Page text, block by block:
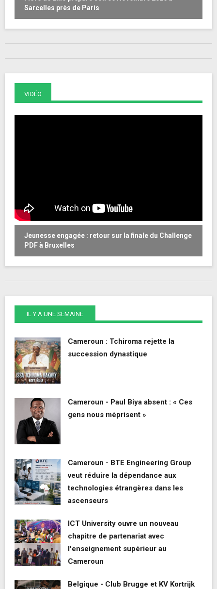
Sarcelles près de Paris
VIDÉO
Jeunesse engagée : retour sur la finale du Challenge
PDF à Bruxelles
IL Y A UNE SEMAINE
Cameroun : Tchiroma rejette la
succession dynastique
Cameroun - Paul Biya absent : « Ces
gens nous méprisent »
Cameroun - BTE Engineering Group
veut réduire la dépendance aux
technologies étrangères dans les
ascenseurs
ICT University ouvre un nouveau
chapitre de partenariat avec
l'enseignement supérieur au
Cameroun
Belgique - Club Brugge et KV Kortrijk